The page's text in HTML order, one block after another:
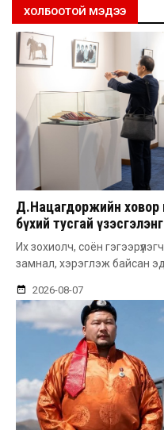
ХОЛБООТОЙ МЭДЭЭ
Д.Нацагдоржийн ховор
бүхий тусгай
Их зохиолч, соён
замнал, хэрэглэж байсан эд
2026-08-07